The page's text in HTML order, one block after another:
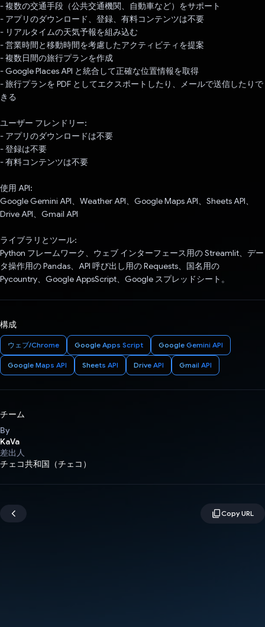
- 複数の交通手段（公共交通機関、自動車など）をサポート
- アプリのダウンロード、登録、有料コンテンツは不要
- リアルタイムの天気予報を組み込む
- 営業時間と移動時間を考慮したアクティビティを提案
- 複数日間の旅行プランを作成
- Google Places API と統合して正確な位置情報を取得
- 旅行プランを PDF としてエクスポートしたり、メールで送信したりで
きる
ユーザー フレンドリー:
- アプリのダウンロードは不要
- 登録は不要
- 有料コンテンツは不要
使用 API:
Google Gemini API、Weather API、Google Maps API、Sheets API、
Drive API、Gmail API
ライブラリとツール:
Python フレームワーク、ウェブ インターフェース用の Streamlit、デー
タ操作用の Pandas、API 呼び出し用の Requests、国名用の
Pycountry、Google AppsScript、Google スプレッドシート。
構成
ウェブ/Chrome Google Apps Script Google Gemini API
Google Maps API Sheets API Drive API Gmail API
チーム
By
KaVa
差出人
チェコ共和国（チェコ）